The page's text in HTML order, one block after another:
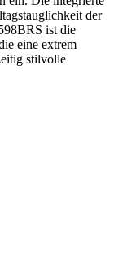
der
ist die
eine extrem
stilvolle